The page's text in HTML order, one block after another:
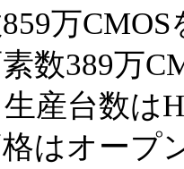
万
数389万
産台数は
格はオープ